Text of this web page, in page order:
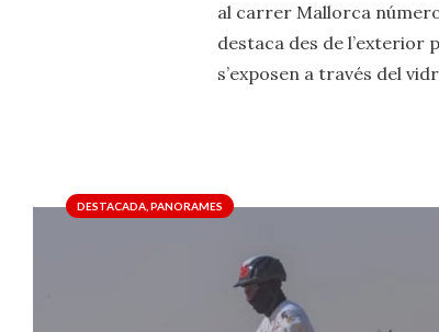
al carrer Mallorca
destaca des de l’exterior
s’exposen a través del
DESTACADA PANORAMES